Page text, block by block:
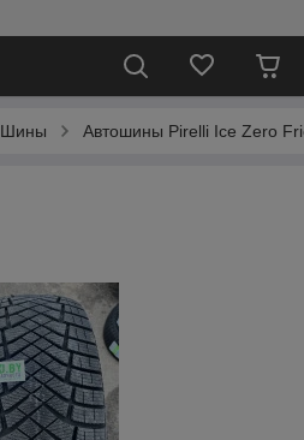
Шины Автошины Pirelli Ice Zero